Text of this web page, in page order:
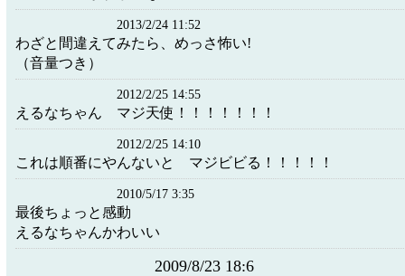
2013/2/24 11:52
わざと間違えてみたら、めっさ怖い!
（音量つき）
2012/2/25 14:55
えるなちゃん マジ天使！！！！！！！
2012/2/25 14:10
これは順番にやんないと マジビビる！！！！！
2010/5/17 3:35
最後ちょっと感動
えるなちゃんかわいい
2009/8/23 18:6